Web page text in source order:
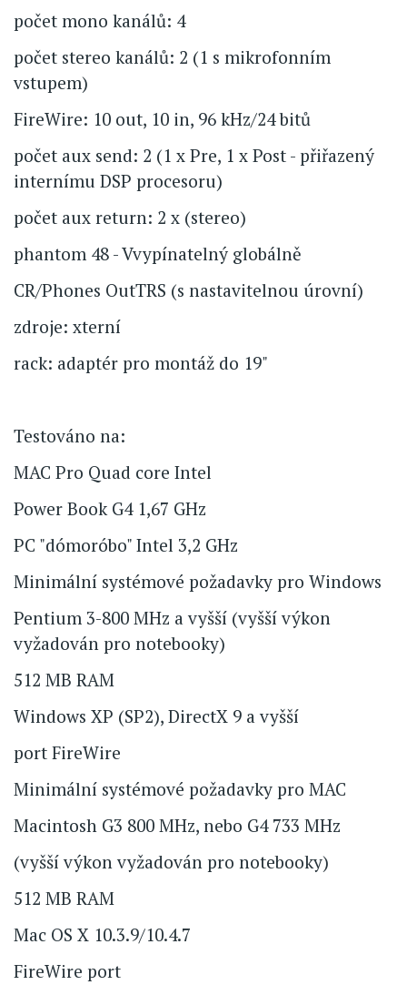
počet mono kanálů: 4
počet stereo kanálů: 2 (1 s mikrofonním
vstupem)
FireWire: 10 out, 10 in, 96 kHz/24 bitů
počet aux send: 2 (1 x Pre, 1 x Post - přiřazený
internímu DSP procesoru)
počet aux return: 2 x (stereo)
phantom 48 - Vvypínatelný globálně
CR/Phones OutTRS (s nastavitelnou úrovní)
zdroje: xterní
rack: adaptér pro montáž do 19"
Testováno na:
MAC Pro Quad core Intel
Power Book G4 1,67 GHz
PC "dómoróbo" Intel 3,2 GHz
Minimální systémové požadavky pro Windows
Pentium 3-800 MHz a vyšší (vyšší výkon
vyžadován pro notebooky)
512 MB RAM
Windows XP (SP2), DirectX 9 a vyšší
port FireWire
Minimální systémové požadavky pro MAC
Macintosh G3 800 MHz, nebo G4 733 MHz
(vyšší výkon vyžadován pro notebooky)
512 MB RAM
Mac OS X 10.3.9/10.4.7
FireWire port